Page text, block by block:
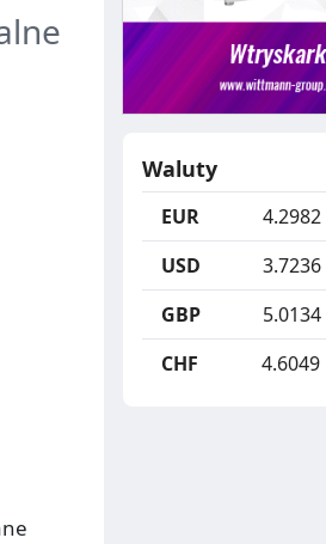
Waluty
EUR
4.2982
USD 3.7236
GBP 5.0134
CHF 4.6049